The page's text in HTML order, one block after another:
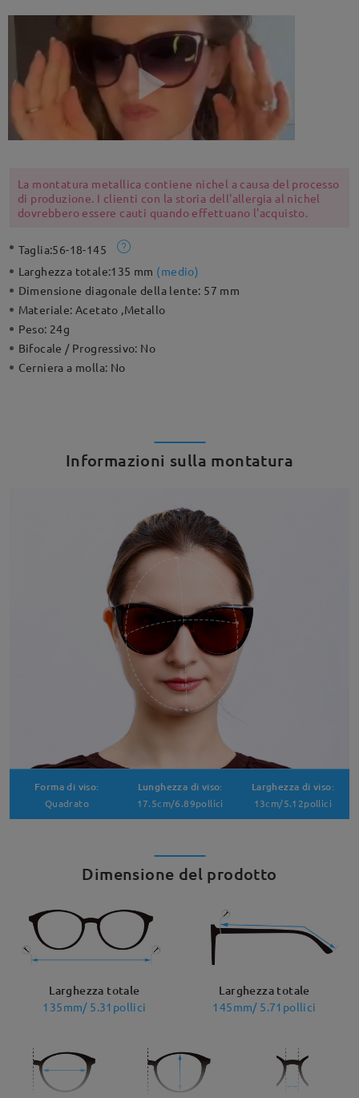
La montatura metallica contiene nichel a causa del processo
di produzione. I clienti con la storia dell'allergia al nichel
dovrebbero essere cauti quando effettuano l'acquisto.
Taglia:56-18-145
Larghezza totale:135 mm (medio)
Dimensione diagonale della lente: 57 mm
Materiale:Acetato ,Metallo
Peso: 24g
Bifocale / Progressivo: No
Cerniera a molla: No
Informazioni sulla montatura
Forma di viso:
Quadrato
Lunghezza di viso:
17.5cm/6.89pollici
Larghezza di viso:
13cm/5.12pollici
Dimensione del prodotto
Larghezza totale
135mm/ 5.31pollici
Larghezza totale
145mm/ 5.71pollici